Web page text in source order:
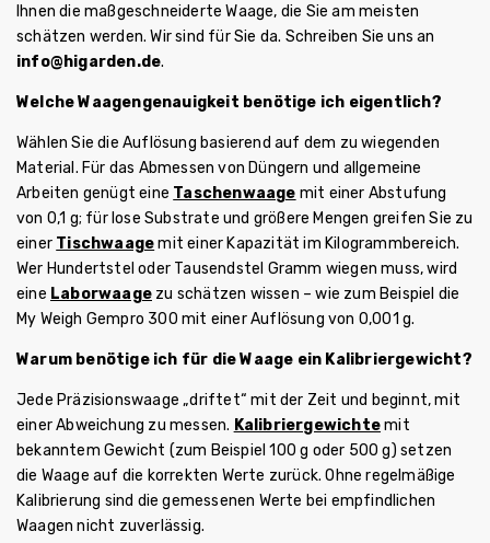
Ihnen die maßgeschneiderte Waage, die Sie am meisten
schätzen werden. Wir sind für Sie da. Schreiben Sie uns an
info@higarden.de.
Welche Waagengenauigkeit benötige ich eigentlich?
Wählen Sie die Auflösung basierend auf dem zu wiegenden
Material. Für das Abmessen von Düngern und allgemeine
Arbeiten genügt eine Taschenwaage mit einer Abstufung
von 0,1 g; für lose Substrate und größere Mengen greifen Sie zu
einer Tischwaagemit einer Kapazität im Kilogrammbereich.
Wer Hundertstel oder Tausendstel Gramm wiegen muss, wird
eine Laborwaage zu schätzen wissen – wie zum Beispiel die
My Weigh Gempro 300 mit einer Auflösung von 0,001 g.
Warum benötige ich für die Waage ein Kalibriergewicht?
Jede Präzisionswaage „driftet“ mit der Zeit und beginnt, mit
einer Abweichung zu messen. Kalibriergewichtemit
bekanntem Gewicht (zum Beispiel 100 g oder 500 g) setzen
die Waage auf die korrekten Werte zurück. Ohne regelmäßige
Kalibrierung sind die gemessenen Werte bei empfindlichen
Waagen nicht zuverlässig.